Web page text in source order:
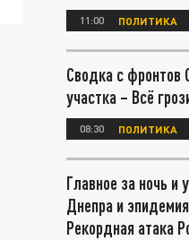
11:00 ПОЛИТИКА
Сводка с фронтов
участка – Всё
08:30 ПОЛИТИКА
Главное за ночь и
Днепра и
Рекордная атака